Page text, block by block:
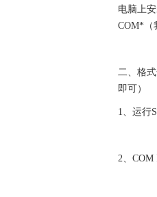
电脑上
COM*（
二、格
即可）
1、运行
2、COM